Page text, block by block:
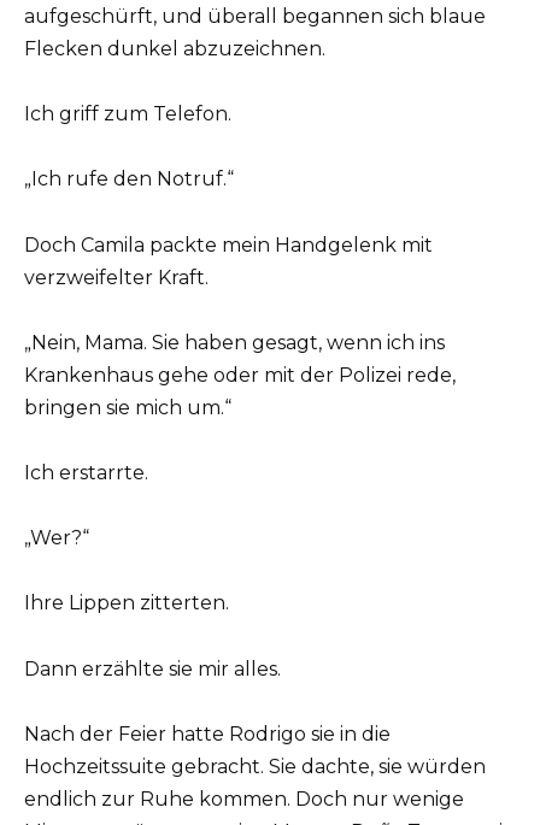
aufgeschürft, und überall begannen sich blaue
Flecken dunkel abzuzeichnen.
Ich griff zum Telefon.
„Ich rufe den Notruf.“
Doch Camila packte mein Handgelenk mit
verzweifelter Kraft.
„Nein, Mama. Sie haben gesagt, wenn ich ins
Krankenhaus gehe oder mit der Polizei rede,
bringen sie mich um.“
Ich erstarrte.
„Wer?“
Ihre Lippen zitterten.
Dann erzählte sie mir alles.
Nach der Feier hatte Rodrigo sie in die
Hochzeitssuite gebracht. Sie dachte, sie würden
endlich zur Ruhe kommen. Doch nur wenige